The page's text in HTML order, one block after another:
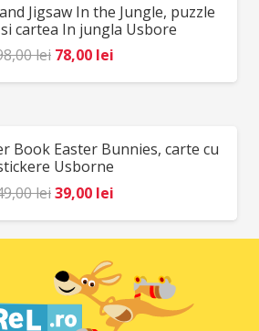
64,00 lei.
Jigsaw In the Jungle, puzzle
cartea In jungla Usbore
lei Prețul
inițial
98,00 lei.
78,00 lei
curent
Book Easter Bunnies, carte cu
Usborne
leiPrețul
inițial
a
fost:
49,00 lei.
39,00 lei
curent
este:
39,00 lei.